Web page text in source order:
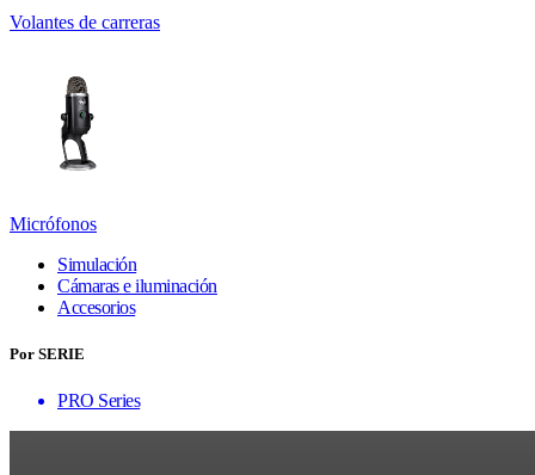
Volantes de carreras
Micrófonos
Simulación
Cámaras e iluminación
Accesorios
Por SERIE
PRO Series